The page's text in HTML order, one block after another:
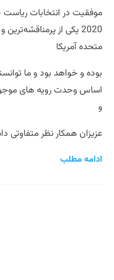
موفقیت در انتخابات
2020 یکی از
متحده آمریکا
بوده و خواهد بود و ما
اساس وحدت رویه های
و
عزیزان همکار نظر متفاوتی
ادامه مطلب